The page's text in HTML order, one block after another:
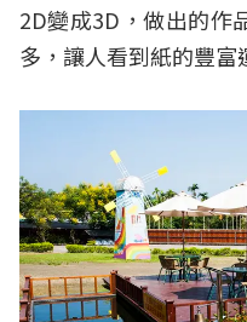
2D變成3D，做出的作
多，讓人看到紙的豐富